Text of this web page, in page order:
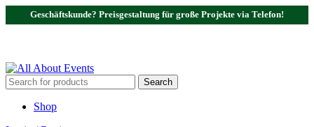
Geschäftskunde? Preisgestaltung für große Projekte via Telefon!
Search
Shop